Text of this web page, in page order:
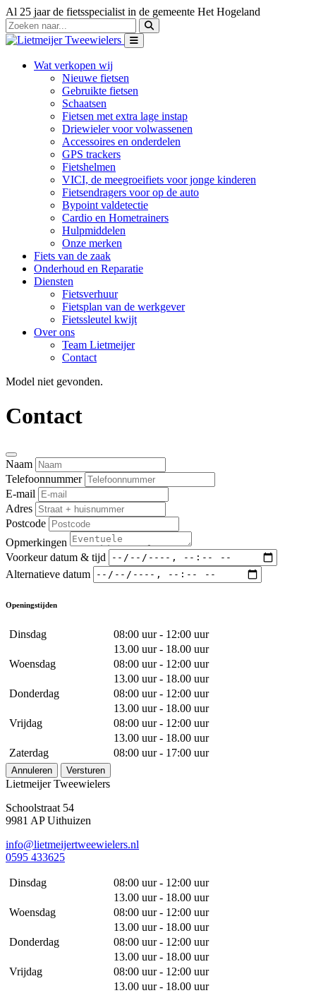
Al 25 jaar de fietsspecialist in de gemeente Het Hogeland
Wat verkopen wij
Nieuwe fietsen
Gebruikte fietsen
Schaatsen
Fietsen met extra lage instap
Driewieler voor volwassenen
Accessoires en onderdelen
GPS trackers
Fietshelmen
VICI, de meegroeifiets voor jonge kinderen
Fietsendragers voor op de auto
Bypoint valdetectie
Cardio en Hometrainers
Hulpmiddelen
Onze merken
Fiets van de zaak
Onderhoud en Reparatie
Diensten
Fietsverhuur
Fietsplan van de werkgever
Fietssleutel kwijt
Over ons
Team Lietmeijer
Contact
Model niet gevonden.
Contact
Naam
Telefoonnummer
E-mail
Adres
Postcode
Opmerkingen
Voorkeur datum & tijd
Alternatieve datum
Openingstijden
Dinsdag
08:00 uur - 12:00 uur
13.00 uur - 18.00 uur
Woensdag
08:00 uur - 12:00 uur
13.00 uur - 18.00 uur
Donderdag
08:00 uur - 12:00 uur
13.00 uur - 18.00 uur
Vrijdag
08:00 uur - 12:00 uur
13.00 uur - 18.00 uur
Zaterdag
08:00 uur - 17:00 uur
Annuleren Versturen
Lietmeijer Tweewielers
Schoolstraat 54
9981 AP Uithuizen
info@lietmeijertweewielers.nl
0595 433625
Dinsdag
08:00 uur - 12:00 uur
13.00 uur - 18.00 uur
Woensdag
08:00 uur - 12:00 uur
13.00 uur - 18.00 uur
Donderdag
08:00 uur - 12:00 uur
13.00 uur - 18.00 uur
Vrijdag
08:00 uur - 12:00 uur
13.00 uur - 18.00 uur